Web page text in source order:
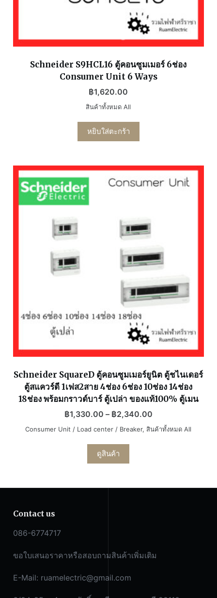
Schneider S9HCL16 ตู้คอนซูมเมอร์ 6ช่อง
Consumer Unit 6 Ways
฿1,620.00
สินค้าทั้งหมด All
หยิบใส่ตะกร้า
Schneider SquareD ตู้คอนซูมเมอร์ยูนิต ตู้ชไนเดอร์
ตู้สแควร์ดี 1เฟส2สาย 4ช่อง 6ช่อง 10ช่อง 14ช่อง
18ช่อง พร้อมกราวด์บาร์ ตู้เปล่า ของแท้100% ตู้เมน
฿1,330.00 – ฿2,340.00
Consumer Unit / Load center / Breaker, สินค้าทั้งหมด All
ดูสินค้า
Contact us
086-6774717
ขอใบเสนอราคาหรือสอบถามสินค้าเพิ่มเติม
E-Mail: ruamelectric@gmail.com